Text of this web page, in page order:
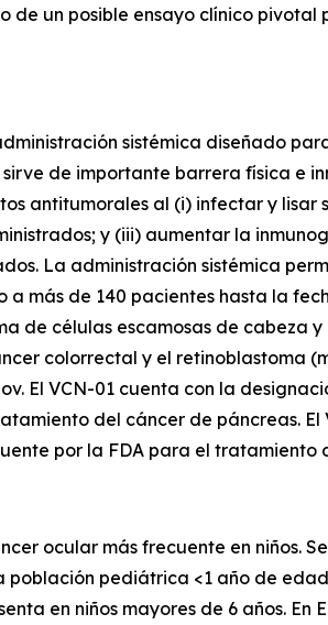
un posible ensayo clínico pivotal
sistémica diseñado
de importante barrera física e
antitumorales al (i) infectar y
y (iii) aumentar la
La administración sistémica
más de 140 pacientes hasta la
de células escamosas de cabeza
colorrectal y el retinoblastoma
El VCN-01 cuenta con la
del cáncer de páncreas. El
por la FDA para el tratamiento
ocular más frecuente en niños.
población pediátrica <1 año de
en niños mayores de 6 años.